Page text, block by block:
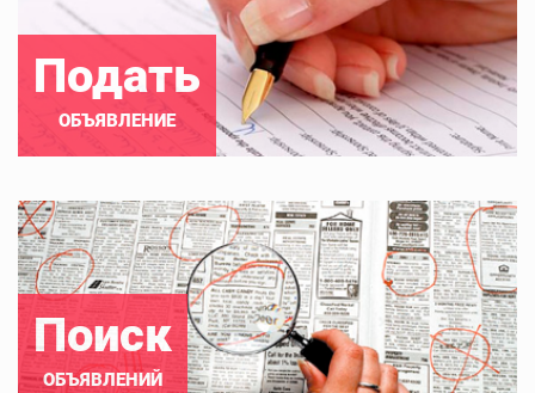
Подать
ОБЪЯВЛЕНИЕ
Поиск
ОБЪЯВЛЕНИЙ